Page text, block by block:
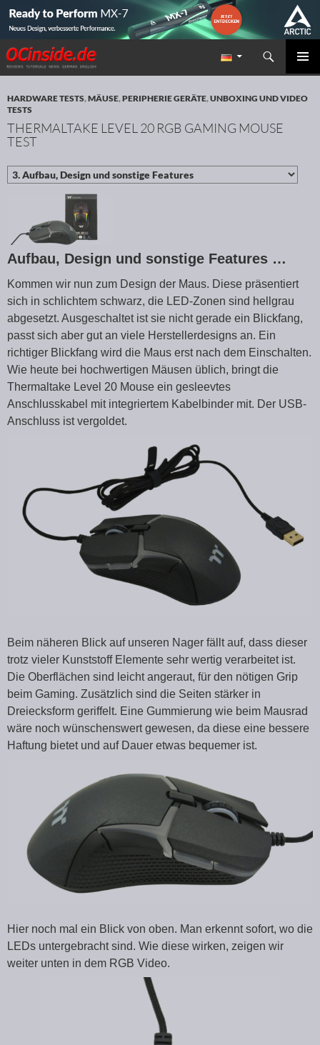
Redaktion ocinside.de PC Hardware Portal
Suchen
ZUM INHALT SPRINGEN
HARDWARE TESTS,MÄUSE,PERIPHERIE GERÄTE,UNBOXING UND VIDEO
TESTS
THERMALTAKE LEVEL 20 RGB GAMING MOUSE
TEST
Aufbau, Design und sonstige Features …
Kommen wir nun zum Design der Maus. Diese präsentiert
sich in schlichtem schwarz, die LED-Zonen sind hellgrau
abgesetzt. Ausgeschaltet ist sie nicht gerade ein Blickfang,
passt sich aber gut an viele Herstellerdesigns an. Ein
richtiger Blickfang wird die Maus erst nach dem Einschalten.
Wie heute bei hochwertigen Mäusen üblich, bringt die
Thermaltake Level 20 Mouse ein gesleevtes
Anschlusskabel mit integriertem Kabelbinder mit. Der USB-
Anschluss ist vergoldet.
Beim näheren Blick auf unseren Nager fällt auf, dass dieser
trotz vieler Kunststoff Elemente sehr wertig verarbeitet ist.
Die Oberflächen sind leicht angeraut, für den nötigen Grip
beim Gaming. Zusätzlich sind die Seiten stärker in
Dreiecksform geriffelt. Eine Gummierung wie beim Mausrad
wäre noch wünschenswert gewesen, da diese eine bessere
Haftung bietet und auf Dauer etwas bequemer ist.
Hier noch mal ein Blick von oben. Man erkennt sofort, wo die
LEDs untergebracht sind. Wie diese wirken, zeigen wir
weiter unten in dem RGB Video.